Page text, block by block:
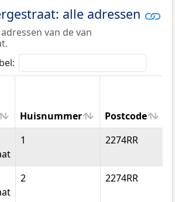
alle adressen
van de van
Huisnummer Postcode
Huisnummer Postcode
1 2274RR
2 2274RR